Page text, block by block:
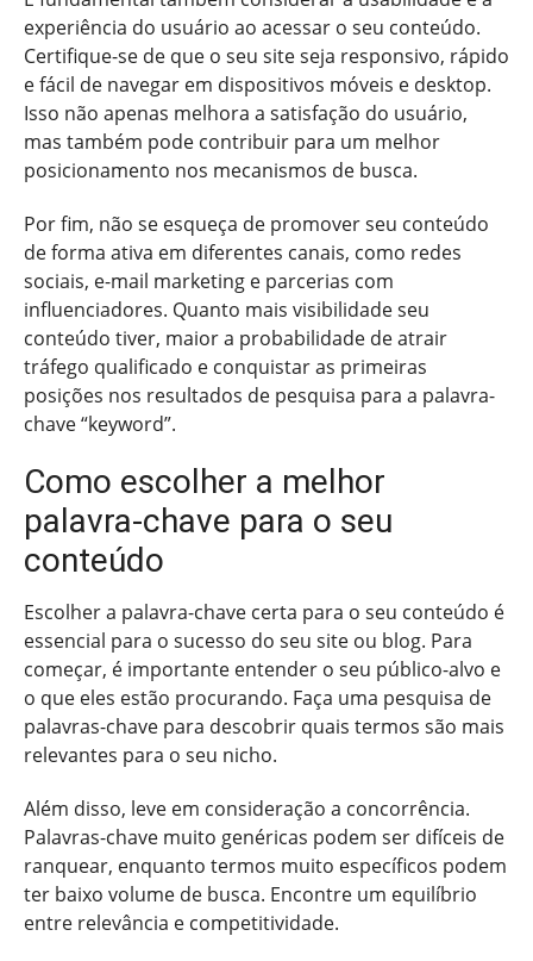
experiência do usuário ao acessar o seu conteúdo.
Certifique-se de que o seu site seja responsivo, rápido
e fácil de navegar em dispositivos móveis e desktop.
Isso não apenas melhora a satisfação do usuário,
mas também pode contribuir para um melhor
posicionamento nos mecanismos de busca.
Por fim, não se esqueça de promover seu conteúdo
de forma ativa em diferentes canais, como redes
sociais, e-mail marketing e parcerias com
influenciadores. Quanto mais visibilidade seu
conteúdo tiver, maior a probabilidade de atrair
tráfego qualificado e conquistar as primeiras
posições nos resultados de pesquisa para a palavra-
chave “keyword”.
Como escolher a melhor
palavra-chave para o seu
conteúdo
Escolher a palavra-chave certa para o seu conteúdo é
essencial para o sucesso do seu site ou blog. Para
começar, é importante entender o seu público-alvo e
o que eles estão procurando. Faça uma pesquisa de
palavras-chave para descobrir quais termos são mais
relevantes para o seu nicho.
Além disso, leve em consideração a concorrência.
Palavras-chave muito genéricas podem ser difíceis de
ranquear, enquanto termos muito específicos podem
ter baixo volume de busca. Encontre um equilíbrio
entre relevância e competitividade.